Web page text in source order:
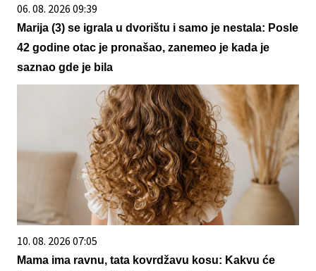
06. 08. 2026 09:39
Marija (3) se igrala u dvorištu i samo je nestala: Posle
42 godine otac je pronašao, zanemeo je kada je
saznao gde je bila
10. 08. 2026 07:05
Mama ima ravnu, tata kovrdžavu kosu: Kakvu će